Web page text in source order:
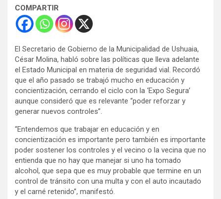
COMPARTIR
El Secretario de Gobierno de la Municipalidad de Ushuaia,
César Molina, habló sobre las políticas que lleva adelante
el Estado Municipal en materia de seguridad vial. Recordó
que el año pasado se trabajó mucho en educación y
concientización, cerrando el ciclo con la ‘Expo Segura’
aunque consideró que es relevante “poder reforzar y
generar nuevos controles”.
“Entendemos que trabajar en educación y en
concientización es importante pero también es importante
poder sostener los controles y el vecino o la vecina que no
entienda que no hay que manejar si uno ha tomado
alcohol, que sepa que es muy probable que termine en un
control de tránsito con una multa y con el auto incautado
y el carné retenido”, manifestó.